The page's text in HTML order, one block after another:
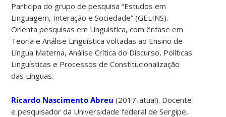
Participa do grupo de pesquisa “Estudos em
Linguagem, Interação e Sociedade” (GELINS).
Orienta pesquisas em Linguística, com ênfase em
Teoria e Análise Linguística voltadas ao Ensino de
Língua Materna, Análise Crítica do Discurso, Políticas
Linguísticas e Processos de Constitucionalização
das Línguas.
Ricardo Nascimento Abreu (2017-atual). Docente
e pesquisador da Universidade federal de Sergipe,